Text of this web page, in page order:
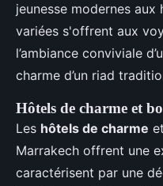
jeunesse modernes
variées s'offrent aux
l’ambiance conviviale
charme d’un riad
Hôtels de charme et
Les hôtels de charme et
Marrakech offrent une
caractérisent par une